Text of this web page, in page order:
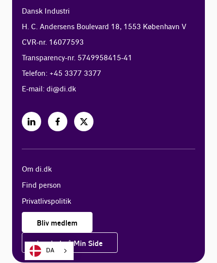
Dansk Industri
H. C. Andersens Boulevard 18, 1553 København V
CVR-nr. 16077593
Transparency-nr. 5749958415-41
Telefon: +45 3377 3377
E-mail:di@di.dk
Om di.dk
Find person
Privatlivspolitik
Bliv medlem
Log ind på Min Side
DA